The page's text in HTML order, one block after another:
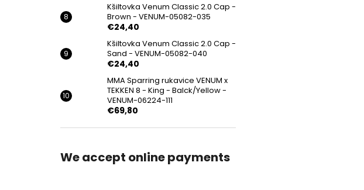
Kšiltovka Venum Classic 2.0 Cap -
Brown - VENUM-05082-035
€24,40
Kšiltovka Venum Classic 2.0 Cap -
Sand - VENUM-05082-040
€24,40
MMA Sparring rukavice VENUM x
TEKKEN 8 - King - Balck/Yellow -
VENUM-06224-111
€69,80
We accept online payments